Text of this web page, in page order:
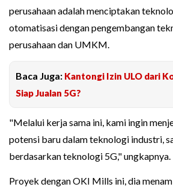
perusahaan adalah menciptakan
otomatisasi dengan pengembangan
perusahaan dan UMKM.
Baca Juga: Kantongi Izin ULO dari
Siap Jualan 5G?
"Melalui kerja sama ini, kami ingin
potensi baru dalam teknologi industri,
berdasarkan teknologi 5G," ungkapnya.
Proyek dengan OKI Mills ini, dia